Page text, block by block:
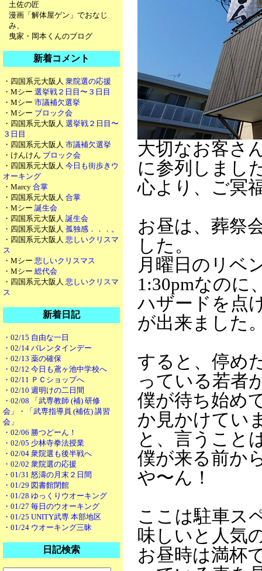
土佐の匠
漫画「解体屋ゲン」でおなじ
み、
曳家・岡本くんのブログ
新着コメント
・四国系元大阪人 衆院選の応援
・Mシー 選挙戦２日目〜３日目
・Mシー 市議補欠選挙
・Mシー ブロック会
・四国系元大阪人 選挙戦２日目〜
３日目
・四国系元大阪人 市議補欠選挙
・けんけん ブロック会
・四国系元大阪人 今日も街歩きウ
オーキング
・Marcy 合掌
・四国系元大阪人 合掌
・Mシー 誕生会
・四国系元大阪人 誕生会
・四国系元大阪人 孤独感．．．。
・四国系元大阪人 悲しいクリスマ
ス
・Mシー 悲しいクリスマス
・Mシー 総代会
・四国系元大阪人 悲しいクリスマ
ス
新着日記
・02/15 自由な一日
・02/14 バレンタインデー
・02/13 薬の確保
・02/12 今日も鳶ヶ池中学校へ
・02/11 ＰＣショップへ
・02/10 週明けの二日間
・02/08 「武専教師 (補) 研修
会」・「武専指導員 (補佐) 講習
会」
・02/06 勝つどーん！
・02/05 少林寺拳法授業
・02/04 衆院選も後半戦へ
・02/02 衆院選の応援
・01/31 怒濤の月末２日間
・01/29 図書館閉館
・01/28 ゆっくりウオーキング
・01/27 毎日のウオーキング
・01/25 UNITY武専 本部地区
・01/24 ウオーキング三昧
日記検索
大切なお客さ
に参列しまし
心より、ご冥
お昼は、葬祭
した。
月曜日のリベ
1:30pmなのに
ハザードを点
が出来ました
すると、停め
っている若者
僕が待ち始め
か見かけてい
と、言うこと
僕が来る前か
や〜ん！
ここは駐車ス
味しいと人気
お昼時は満杯